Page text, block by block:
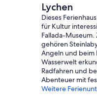
Lychen
Dieses
für Kultur
Fallada-
gehören
Angeln und beim
Wasserwelt
Radfahren und
Abenteuer mit
Weitere